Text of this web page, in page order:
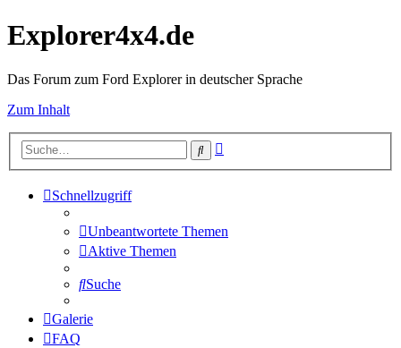
Explorer4x4.de
Das Forum zum Ford Explorer in deutscher Sprache
Zum Inhalt
Suche
Schnellzugriff
Unbeantwortete Themen
Aktive Themen
Suche
Galerie
FAQ